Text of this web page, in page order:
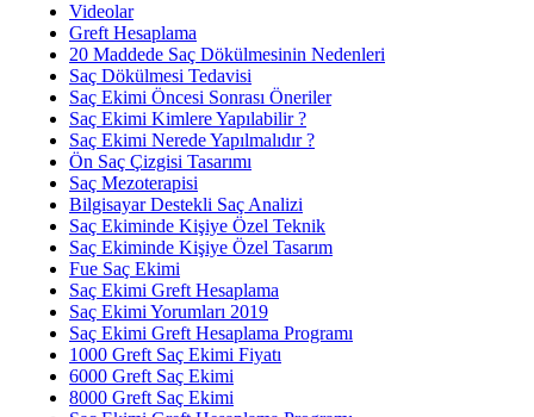
Videolar
Greft Hesaplama
20 Maddede Saç Dökülmesinin Nedenleri
Saç Dökülmesi Tedavisi
Saç Ekimi Öncesi Sonrası Öneriler
Saç Ekimi Kimlere Yapılabilir ?
Saç Ekimi Nerede Yapılmalıdır ?
Ön Saç Çizgisi Tasarımı
Saç Mezoterapisi
Bilgisayar Destekli Saç Analizi
Saç Ekiminde Kişiye Özel Teknik
Saç Ekiminde Kişiye Özel Tasarım
Fue Saç Ekimi
Saç Ekimi Greft Hesaplama
Saç Ekimi Yorumları 2019
Saç Ekimi Greft Hesaplama Programı
1000 Greft Saç Ekimi Fiyatı
6000 Greft Saç Ekimi
8000 Greft Saç Ekimi